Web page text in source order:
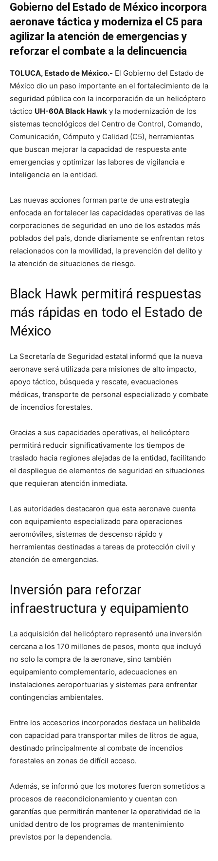
Gobierno del Estado de México incorpora
aeronave táctica y moderniza el C5 para
agilizar la atención de emergencias y
reforzar el combate a la delincuencia
TOLUCA, Estado de México.- El Gobierno del Estado de
México dio un paso importante en el fortalecimiento de la
seguridad pública con la incorporación de un helicóptero
táctico UH-60A Black Hawk y la modernización de los
sistemas tecnológicos del Centro de Control, Comando,
Comunicación, Cómputo y Calidad (C5), herramientas
que buscan mejorar la capacidad de respuesta ante
emergencias y optimizar las labores de vigilancia e
inteligencia en la entidad.
Las nuevas acciones forman parte de una estrategia
enfocada en fortalecer las capacidades operativas de las
corporaciones de seguridad en uno de los estados más
poblados del país, donde diariamente se enfrentan retos
relacionados con la movilidad, la prevención del delito y
la atención de situaciones de riesgo.
Black Hawk permitirá respuestas
más rápidas en todo el Estado de
México
La Secretaría de Seguridad estatal informó que la nueva
aeronave será utilizada para misiones de alto impacto,
apoyo táctico, búsqueda y rescate, evacuaciones
médicas, transporte de personal especializado y combate
de incendios forestales.
Gracias a sus capacidades operativas, el helicóptero
permitirá reducir significativamente los tiempos de
traslado hacia regiones alejadas de la entidad, facilitando
el despliegue de elementos de seguridad en situaciones
que requieran atención inmediata.
Las autoridades destacaron que esta aeronave cuenta
con equipamiento especializado para operaciones
aeromóviles, sistemas de descenso rápido y
herramientas destinadas a tareas de protección civil y
atención de emergencias.
Inversión para reforzar
infraestructura y equipamiento
La adquisición del helicóptero representó una inversión
cercana a los 170 millones de pesos, monto que incluyó
no solo la compra de la aeronave, sino también
equipamiento complementario, adecuaciones en
instalaciones aeroportuarias y sistemas para enfrentar
contingencias ambientales.
Entre los accesorios incorporados destaca un helibalde
con capacidad para transportar miles de litros de agua,
destinado principalmente al combate de incendios
forestales en zonas de difícil acceso.
Además, se informó que los motores fueron sometidos a
procesos de reacondicionamiento y cuentan con
garantías que permitirán mantener la operatividad de la
unidad dentro de los programas de mantenimiento
previstos por la dependencia.